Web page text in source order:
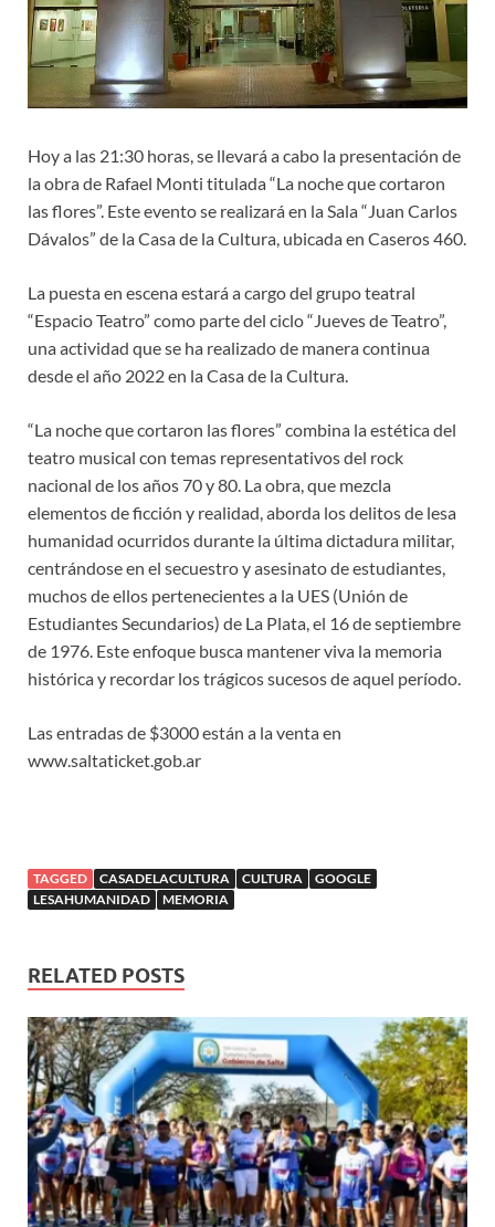
Hoy a las 21:30 horas, se llevará a cabo la presentación de
la obra de Rafael Monti titulada “La noche que cortaron
las flores”. Este evento se realizará en la Sala “Juan Carlos
Dávalos” de la Casa de la Cultura, ubicada en Caseros 460.
La puesta en escena estará a cargo del grupo teatral
“Espacio Teatro” como parte del ciclo “Jueves de Teatro”,
una actividad que se ha realizado de manera continua
desde el año 2022 en la Casa de la Cultura.
“La noche que cortaron las flores” combina la estética del
teatro musical con temas representativos del rock
nacional de los años 70 y 80. La obra, que mezcla
elementos de ficción y realidad, aborda los delitos de lesa
humanidad ocurridos durante la última dictadura militar,
centrándose en el secuestro y asesinato de estudiantes,
muchos de ellos pertenecientes a la UES (Unión de
Estudiantes Secundarios) de La Plata, el 16 de septiembre
de 1976. Este enfoque busca mantener viva la memoria
histórica y recordar los trágicos sucesos de aquel período.
Las entradas de $3000 están a la venta en
www.saltaticket.gob.ar
TAGGED CASADELACULTURA CULTURA
GOOGLE
LESAHUMANIDAD
MEMORIA
RELATED POSTS